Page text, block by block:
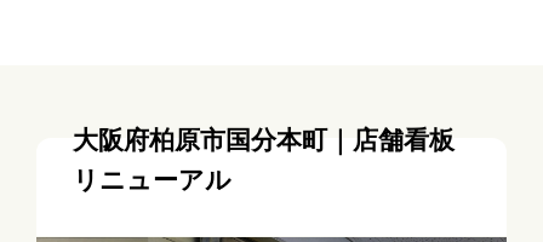
大阪府柏原市国分本町｜店舗看板
リニューアル